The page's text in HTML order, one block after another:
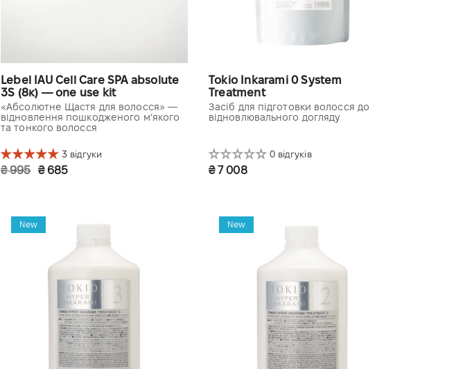
Lebel IAU Cell Care SPA absolute
3S (8к) — one use kit
«Абсолютне Щастя для волосся» —
відновлення пошкодженого м’якого
та тонкого волосся
3 відгуки
₴ 995 ₴ 685
Tokio Inkarami 0 System
Treatment
Засіб для підготовки волосся до
відновлювального догляду
0 відгуків
₴ 7 008
New New